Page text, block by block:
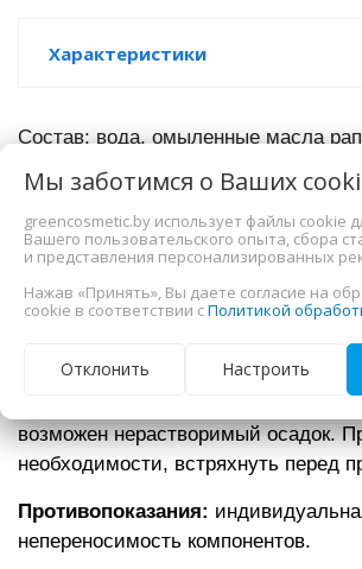
Характеристики
Состав: вода, омыленные масла
пальмы, токоферол (витамин Е),
абрикосовой косточки, масло
линолевая кислота (витамин F), Д-
(провитамин В5), сорбат калия,
бензиловый спирт, ниацинамид
пиридоксин (витамин В6),
вера, клевера и фиалки, лимонная
парфюмерная композиция.
возможен нерастворимый осадок.
необходимости, встряхнуть перед
Противопоказания:
непереносимость компонентов.
Мы заботимся о Ваших
greencosmetic.by использует файлы cookie
Вашего пользовательского опыта, сбора
и представления персонализированных
Нажав «Принять», Вы даете согласие на
cookie в соответствии сПолитикой
Отклонить Настроить